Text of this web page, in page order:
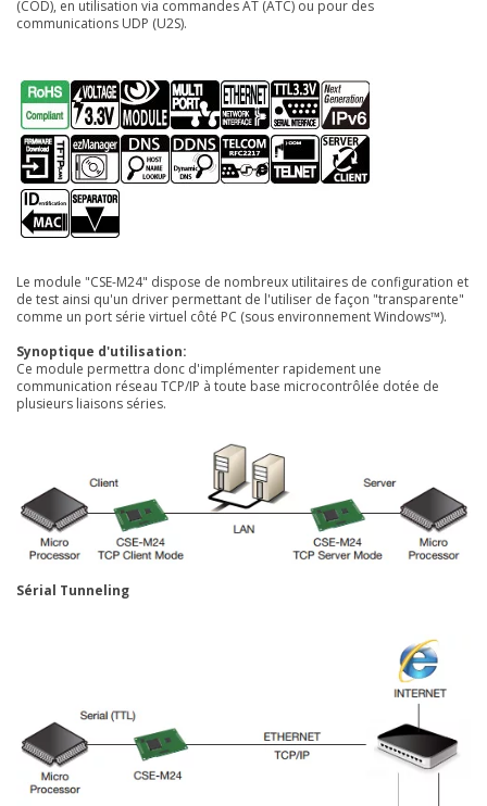
(COD), en utilisation via commandes AT (ATC) ou pour des
communications UDP (U2S).
Le module "CSE-M24" dispose de nombreux utilitaires de configuration et
de test ainsi qu'un driver permettant de l'utiliser de façon "transparente"
comme un port série virtuel côté PC (sous environnement Windows™).
Synoptique d'utilisation:
Ce module permettra donc d'implémenter rapidement une
communication réseau TCP/IP à toute base microcontrôlée dotée de
plusieurs liaisons séries.
Sérial Tunneling